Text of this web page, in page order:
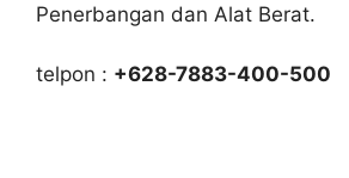
Penerbangan dan Alat Berat.
telpon : +628-7883-400-500